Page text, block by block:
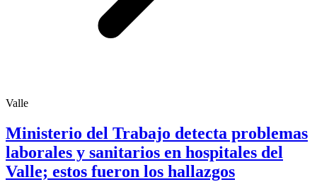
Valle
Ministerio del Trabajo detecta problemas
laborales y sanitarios en hospitales del
Valle; estos fueron los hallazgos